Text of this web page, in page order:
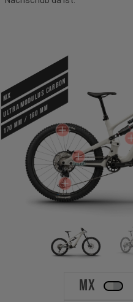
MX
Ultra Modulus Carbon
170 mm / 160 mm
MX